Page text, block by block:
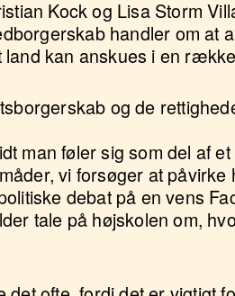
Kock og Lisa Storm
handler om at
kan anskues i en
og de
man føler sig som del af
vi forsøger at
debat på en vens
tale på højskolen om,